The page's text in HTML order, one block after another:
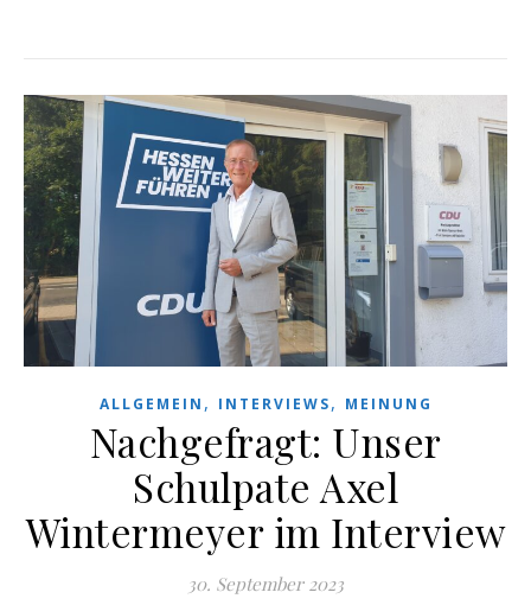
ALLGEMEIN , INTERVIEWS, MEINUNG
Nachgefragt: Unser
Schulpate Axel
Wintermeyer im Interview
30. September 2023